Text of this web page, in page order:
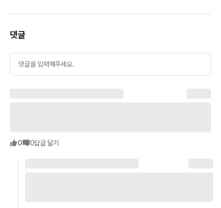
댓글
댓글을 입력해주세요.
0 0답글 달기